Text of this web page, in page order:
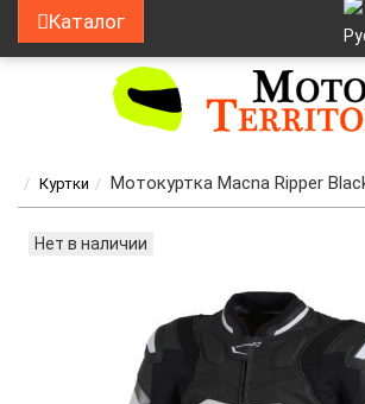
Каталог
Куртки Мотокуртка Macna Ripper
Нет в наличии